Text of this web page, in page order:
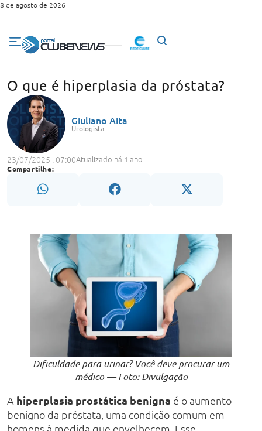
8 de agosto de 2026
O que é hiperplasia da próstata?
Giuliano Aita
Urologista
23/07/2025 . 07:00Atualizado há 1 ano
Compartilhe:
Dificuldade para urinar? Você deve procurar um
médico — Foto: Divulgação
A hiperplasia prostática benigna é o aumento
benigno da próstata, uma condição comum em
homens à medida que envelhecem. Esse